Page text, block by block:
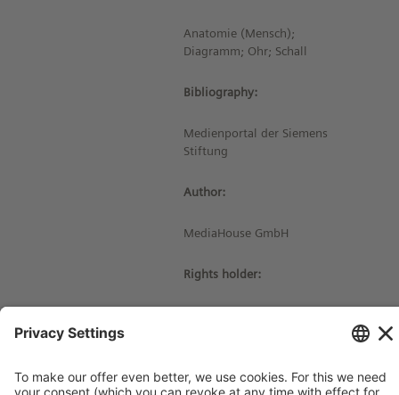
Anatomie (Mensch);
Diagramm; Ohr; Schall
Bibliography:
Medienportal der Siemens
Stiftung
Author:
MediaHouse GmbH
Rights holder: